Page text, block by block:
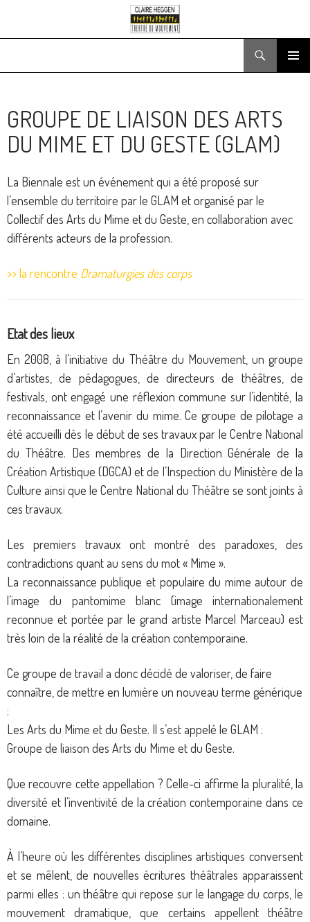
GROUPE DE LIAISON DES ARTS
DU MIME ET DU GESTE (GLAM)
La Biennale est un événement qui a été proposé sur
l’ensemble du territoire par le GLAM et organisé par le
Collectif des Arts du Mime et du Geste, en collaboration avec
différents acteurs de la profession.
>> la rencontre Dramaturgies des corps
Etat des lieux
En 2008, à l’initiative du Théâtre du Mouvement, un groupe
d’artistes, de pédagogues, de directeurs de théâtres, de
festivals, ont engagé une réflexion commune sur l’identité, la
reconnaissance et l’avenir du mime. Ce groupe de pilotage a
été accueilli dès le début de ses travaux par le Centre National
du Théâtre. Des membres de la Direction Générale de la
Création Artistique (DGCA) et de l’Inspection du Ministère de la
Culture ainsi que le Centre National du Théâtre se sont joints à
ces travaux.
Les premiers travaux ont montré des paradoxes, des
contradictions quant au sens du mot « Mime ».
La reconnaissance publique et populaire du mime autour de
l’image du pantomime blanc (image internationalement
reconnue et portée par le grand artiste Marcel Marceau) est
très loin de la réalité de la création contemporaine.
Ce groupe de travail a donc décidé de valoriser, de faire
connaître, de mettre en lumière un nouveau terme générique
:
Les Arts du Mime et du Geste. Il s’est appelé le GLAM :
Groupe de liaison des Arts du Mime et du Geste.
Que recouvre cette appellation ? Celle-ci affirme la pluralité, la
diversité et l’inventivité de la création contemporaine dans ce
domaine.
À l’heure où les différentes disciplines artistiques conversent
et se mêlent, de nouvelles écritures théâtrales apparaissent
parmi elles : un théâtre qui repose sur le langage du corps, le
mouvement dramatique, que certains appellent théâtre